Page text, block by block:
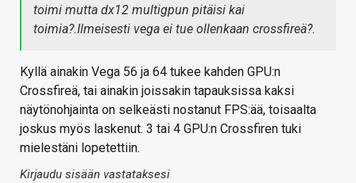
toimi mutta dx12 multigpun pitäisi kai
toimia?.Ilmeisesti vega ei tue ollenkaan crossfireä?.
Kyllä ainakin Vega 56 ja 64 tukee kahden GPU:n
Crossfireä, tai ainakin joissakin tapauksissa kaksi
näytönohjainta on selkeästi nostanut FPS:ää, toisaalta
joskus myös laskenut. 3 tai 4 GPU:n Crossfiren tuki
mielestäni lopetettiin.
Kirjaudu sisään vastataksesi